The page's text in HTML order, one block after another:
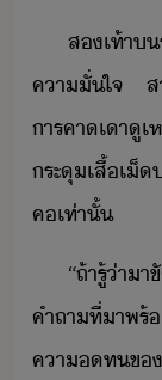
ส​เท้า​
คาั่ใจ​ ​ส
ารคา​เา​ู
ระุ​เสื้​เ็
ค​เท่าั้
“​ถ้า​รู้​่า​
คำถา​ที่า​พร้
คาท​ข